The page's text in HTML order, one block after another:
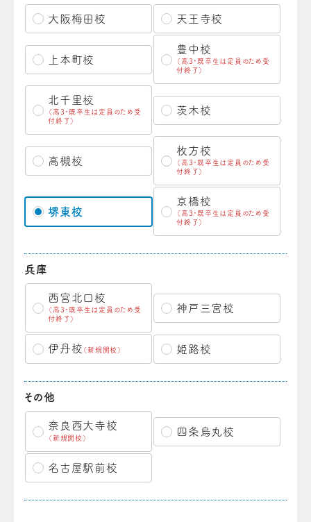
大阪梅田校 天王寺校
上本町校
豊中校
（高3・既卒生は定員のため受
付終了）
北千里校
（高3・既卒生は定員のため受
付終了）
茨木校
高槻校
枚方校
（高3・既卒生は定員のため受
付終了）
堺東校
京橋校
（高3・既卒生は定員のため受
付終了）
兵庫
西宮北口校
（高3・既卒生は定員のため受
付終了）
神戸三宮校
伊丹校 （新規開校） 姫路校
その他
奈良西大寺校
（新規開校）
四条烏丸校
名古屋駅前校